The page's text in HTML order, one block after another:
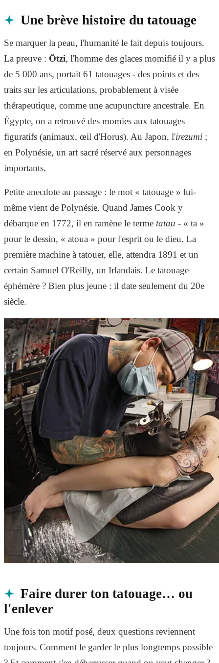
Une brève histoire du tatouage
Se marquer la peau, l'humanité le fait depuis toujours.
La preuve : Ötzi, l'homme des glaces momifié il y a plus
de 5 000 ans, portait 61 tatouages - des points et des
traits sur les articulations, probablement à visée
thérapeutique, comme une acupuncture ancestrale. En
Égypte, on a retrouvé des momies aux tatouages
figuratifs (animaux, œil d'Horus). Au Japon, l'irezumi ;
en Polynésie, un art sacré réservé aux personnages
importants.
Petite anecdote au passage : le mot « tatouage » lui-
même vient de Polynésie. Quand James Cook y
débarque en 1772, il en ramène le terme tatau - « ta »
pour le dessin, « atoua » pour l'esprit ou le dieu. La
première machine à tatouer, elle, attendra 1891 et un
certain Samuel O'Reilly, un Irlandais. Le tatouage
éphémère ? Bien plus jeune : il date seulement du 20e
siècle.
Faire durer ton tatouage… ou
l'enlever
Une fois ton motif posé, deux questions reviennent
toujours. Comment le garder le plus longtemps possible